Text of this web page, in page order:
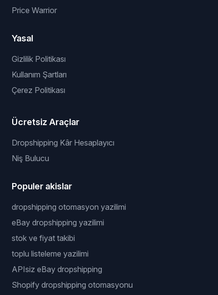
Price Warrior
Yasal
Gizlilik Politikası
Kullanım Şartları
Çerez Politikası
Ücretsiz Araçlar
Dropshipping Kâr Hesaplayıcı
Niş Bulucu
Populer akislar
dropshipping otomasyon yazilimi
eBay dropshipping yazilimi
stok ve fiyat takibi
toplu listeleme yazilimi
APIsiz eBay dropshipping
Shopify dropshipping otomasyonu